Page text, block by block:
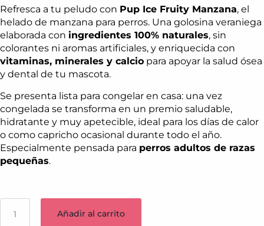
Refresca a tu peludo con Pup Ice Fruity Manzana, el
helado de manzana para perros. Una golosina veraniega
elaborada con ingredientes 100% naturales, sin
colorantes ni aromas artificiales, y enriquecida con
vitaminas, minerales y calcio para apoyar la salud ósea
y dental de tu mascota.
Se presenta lista para congelar en casa: una vez
congelada se transforma en un premio saludable,
hidratante y muy apetecible, ideal para los días de calor
o como capricho ocasional durante todo el año.
Especialmente pensada para perros adultos de razas
pequeñas.
Añadir al carrito